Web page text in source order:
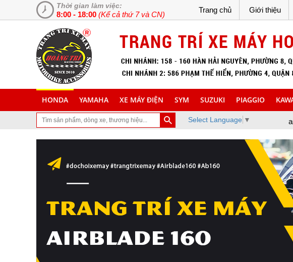
Thời gian làm việc:
8:00 - 18:00 (Kể cả thứ 7 và CN)
Trang chủ Giới thiệu
HONDA YAMAHA XE MÁY ĐIỆN SYM SUZUKI PIAGGIO
Select Language ▼
đã ghé thăm trang Web chuyên cung cấp và lắp đặt phụ tùng inox trang trí làm